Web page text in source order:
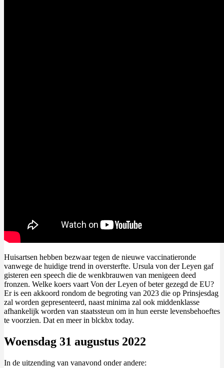
Huisartsen hebben bezwaar tegen de nieuwe vaccinatieronde
vanwege de huidige trend in oversterfte. Ursula von der Leyen gaf
gisteren een speech die de wenkbrauwen van menigeen deed
fronzen. Welke koers vaart Von der Leyen of beter gezegd de EU?
Er is een akkoord rondom de begroting van 2023 die op Prinsjesdag
zal worden gepresenteerd, naast minima zal ook middenklasse
afhankelijk worden van staatssteun om in hun eerste levensbehoeftes
te voorzien. Dat en meer in blckbx today.
Woensdag 31 augustus 2022
In de uitzending van vanavond onder andere: